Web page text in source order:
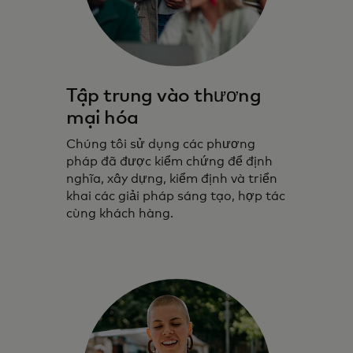
Tập trung vào thương
mại hóa
Chúng tôi sử dụng các phương
pháp đã được kiểm chứng để định
nghĩa, xây dựng, kiểm định và triển
khai các giải pháp sáng tạo, hợp tác
cùng khách hàng.